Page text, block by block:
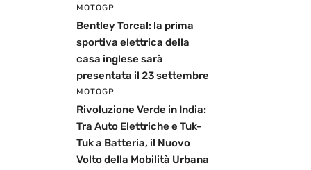
MOTOGP
Bentley Torcal: la prima
sportiva elettrica della
casa inglese sarà
presentata il 23 settembre
MOTOGP
Rivoluzione Verde in India:
Tra Auto Elettriche e Tuk-
Tuk a Batteria, il Nuovo
Volto della Mobilità Urbana